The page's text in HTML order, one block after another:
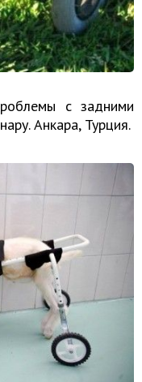
с задними
Анкара, Турция.